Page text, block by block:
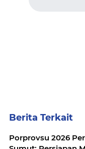
Berita Terkait
Porprovsu 2026